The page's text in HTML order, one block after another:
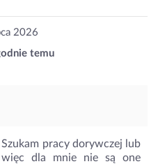
2026
temu
pracy dorywczej lub
dla mnie nie są one